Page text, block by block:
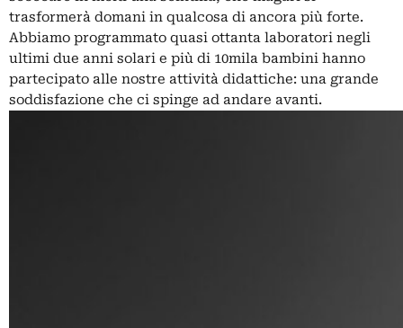
trasformerà domani in qualcosa di ancora più forte.
Abbiamo programmato quasi ottanta laboratori negli
ultimi due anni solari e più di 10mila bambini hanno
partecipato alle nostre attività didattiche: una grande
soddisfazione che ci spinge ad andare avanti.